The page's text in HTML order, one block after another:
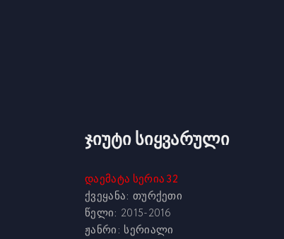
ჯიუტი სიყვარული
დაემატა სერია 32
ქვეყანა: თურქეთი
წელი: 2015-2016
ჟანრი: სერიალი